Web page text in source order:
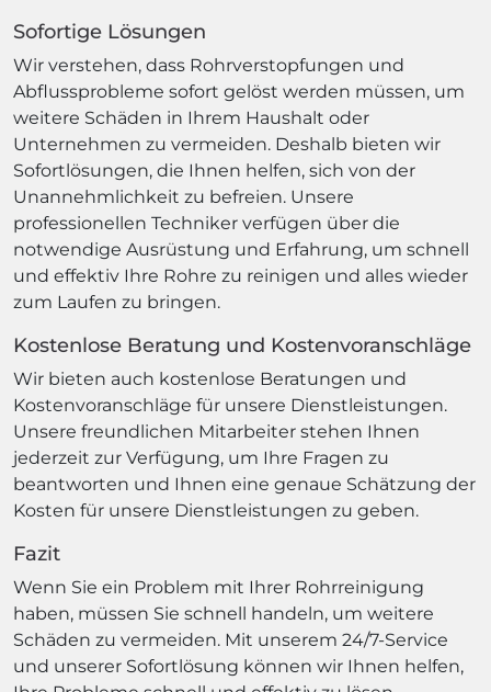
Sofortige Lösungen
Wir verstehen, dass Rohrverstopfungen und
Abflussprobleme sofort gelöst werden müssen, um
weitere Schäden in Ihrem Haushalt oder
Unternehmen zu vermeiden. Deshalb bieten wir
Sofortlösungen, die Ihnen helfen, sich von der
Unannehmlichkeit zu befreien. Unsere
professionellen Techniker verfügen über die
notwendige Ausrüstung und Erfahrung, um schnell
und effektiv Ihre Rohre zu reinigen und alles wieder
zum Laufen zu bringen.
Kostenlose Beratung und Kostenvoranschläge
Wir bieten auch kostenlose Beratungen und
Kostenvoranschläge für unsere Dienstleistungen.
Unsere freundlichen Mitarbeiter stehen Ihnen
jederzeit zur Verfügung, um Ihre Fragen zu
beantworten und Ihnen eine genaue Schätzung der
Kosten für unsere Dienstleistungen zu geben.
Fazit
Wenn Sie ein Problem mit Ihrer Rohrreinigung
haben, müssen Sie schnell handeln, um weitere
Schäden zu vermeiden. Mit unserem 24/7-Service
und unserer Sofortlösung können wir Ihnen helfen,